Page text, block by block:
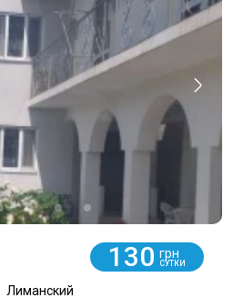
130 грн
СУТКИ
Лиманский